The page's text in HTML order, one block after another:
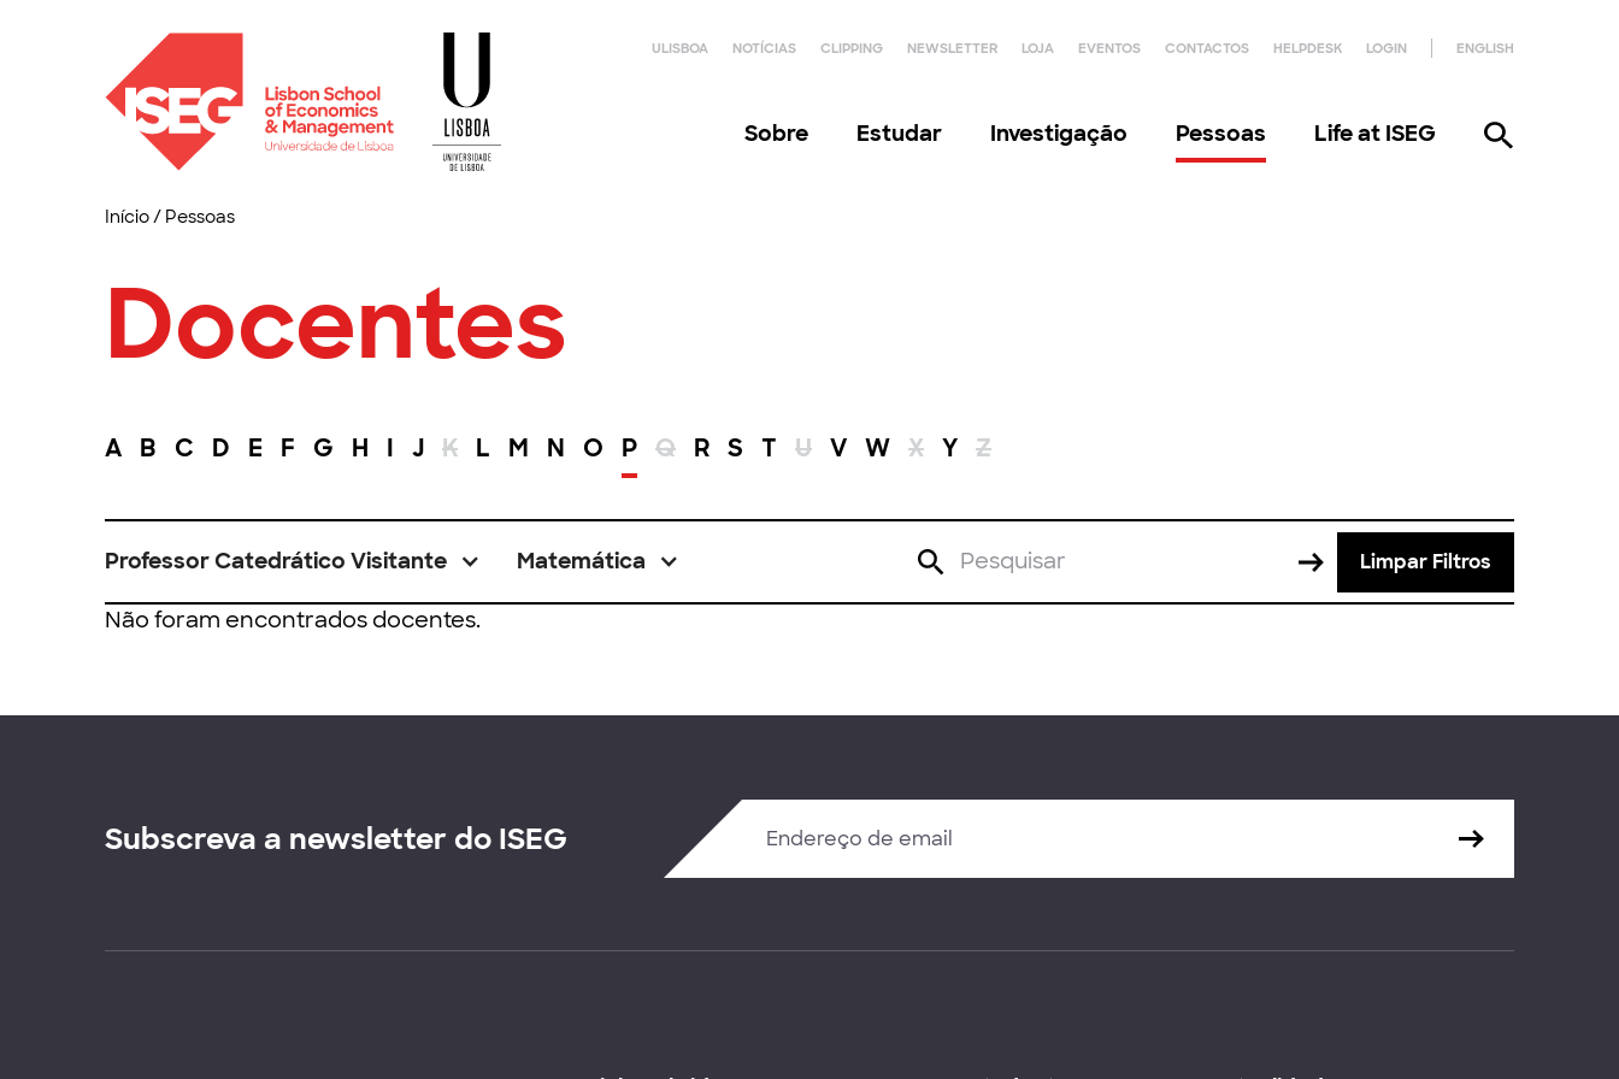
ULISBOA NOTÍCIAS CLIPPING NEWSLETTER LOJA EVENTOS CONTACTOS HELPDESK LOGIN ENGLISH
Sobre Estudar Investigação Pessoas Life at ISEG
Início/ Pessoas
Docentes
A B C D E F G H I J K L M N O P Q R S T U V W X Y Z
Professor Catedrático Visitante Matemática Limpar Filtros
Não foram encontrados docentes.
Subscreva a newsletter do ISEG